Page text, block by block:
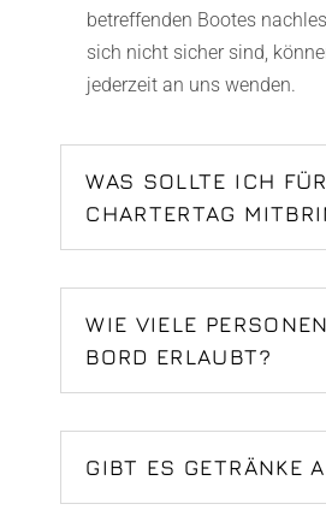
betreffenden Bootes
sich nicht sicher sind,
jederzeit an uns wenden.
WAS SOLLTE ICH
CHARTERTAG
WIE VIELE
BORD ERLAUBT?
GIBT ES GETRÄNKE